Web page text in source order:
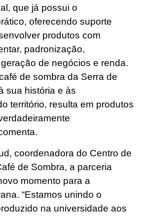
que já possui o
oferecendo suporte
produtos com
padronização,
de negócios e renda.
de sombra da Serra de
sua história e às
território, resulta em produtos
coordenadora do Centro de
de Sombra, a parceria
momento para a
“Estamos unindo o
na universidade aos